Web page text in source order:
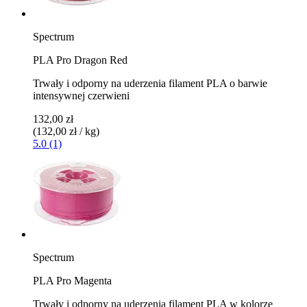
Spectrum
PLA Pro Dragon Red
Trwały i odporny na uderzenia filament PLA o barwie
intensywnej czerwieni
132,00 zł
(132,00 zł / kg)
5.0 (1)
Spectrum
PLA Pro Magenta
Trwały i odporny na uderzenia filament PLA w kolorze